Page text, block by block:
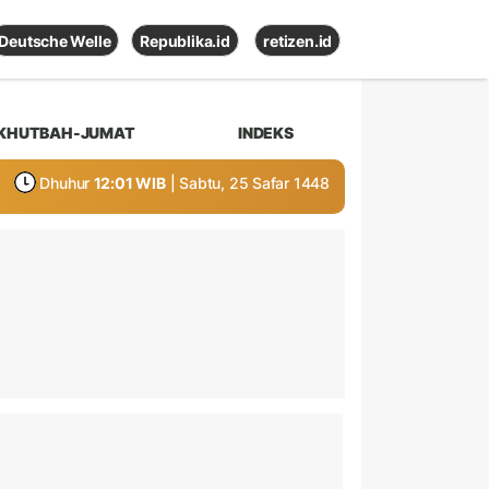
Deutsche Welle Republika.id retizen.id
JUMAT INDEKS
Dhuhur 12:01 WIB | Sabtu, 25 Safar 1448